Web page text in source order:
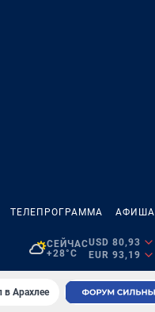
ТЕЛЕПРОГРАММА АФИША
СЕЙЧАС
+28°C
USD 80,93
EUR 93,19
в Арахлее